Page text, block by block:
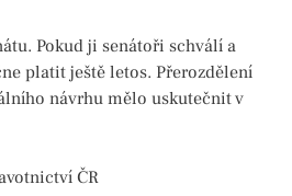
Pokud ji senátoři schválí a
platit ještě letos. Přerozdělení
návrhu mělo uskutečnit v
ČR